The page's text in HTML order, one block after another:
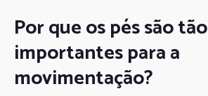
Por que os pés são tão
importantes para a
movimentação?